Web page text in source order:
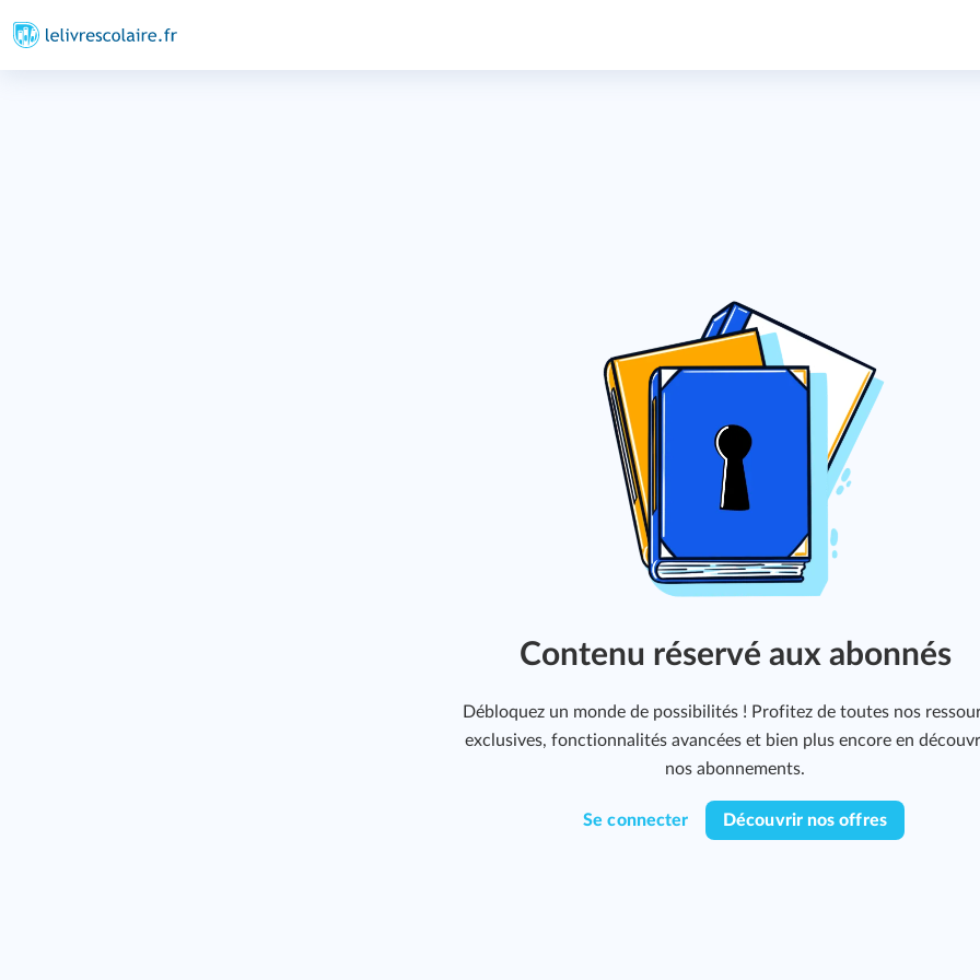
Contenu réservé aux abonnés
Débloquez un monde de possibilités ! Profitez de toutes nos
exclusives, fonctionnalités avancées et bien plus encore en
nos abonnements.
Se connecter Découvrir nos offres